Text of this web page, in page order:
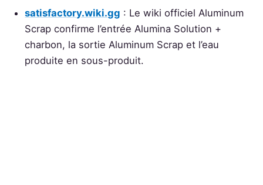
satisfactory.wiki.gg : Le wiki officiel Aluminum
Scrap confirme l’entrée Alumina Solution +
charbon, la sortie Aluminum Scrap et l’eau
produite en sous-produit.